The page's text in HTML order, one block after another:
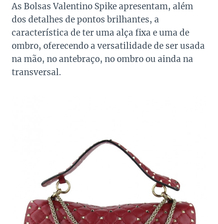
As Bolsas Valentino Spike apresentam, além
dos detalhes de pontos brilhantes, a
característica de ter uma alça fixa e uma de
ombro, oferecendo a versatilidade de ser usada
na mão, no antebraço, no ombro ou ainda na
transversal.